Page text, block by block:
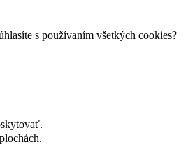
s používaním všetkých cookies?